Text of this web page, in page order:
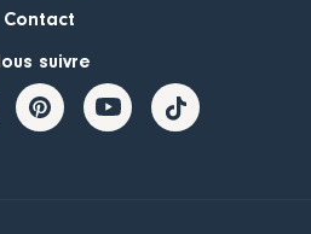
Contact
suivre